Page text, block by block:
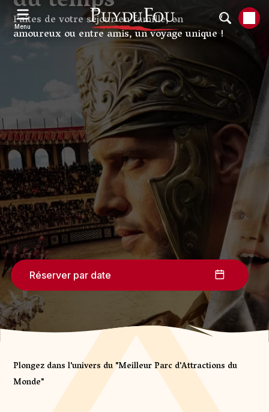
Aller
contenu
principal
Menu
Faites de votre séjour en famille, en
amoureux ou entre amis, un voyage unique !
Réserver par date
Réserver mon billet ou mon séjour
Plongez dans l'univers du "Meilleur Parc d'Attractions du
Monde"